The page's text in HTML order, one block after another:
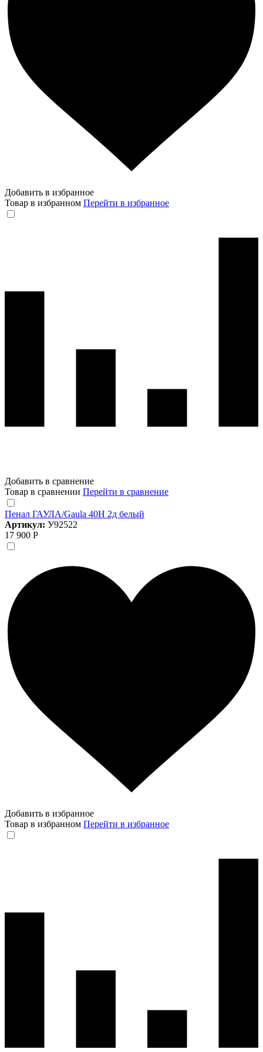
Добавить в избранное
Товар в избранном Перейти в избранное
Добавить в сравнение
Товар в сравнении Перейти в сравнение
Пенал ГАУЛА/Gaula 40Н 2д белый
Артикул: У92522
17 900 Р
Добавить в избранное
Товар в избранном Перейти в избранное